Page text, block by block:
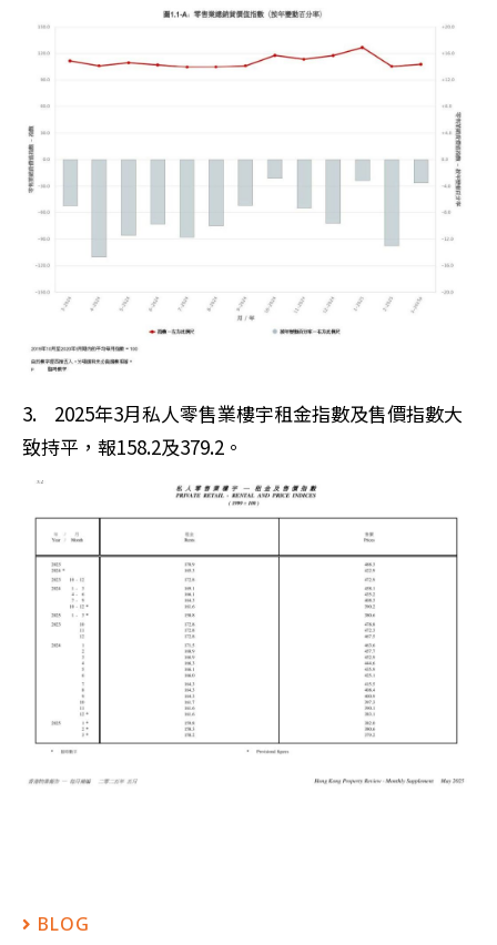
3. 2025年3月私人零售業樓宇租金指數及售價指數大
致持平，報158.2及379.2。
BLOG